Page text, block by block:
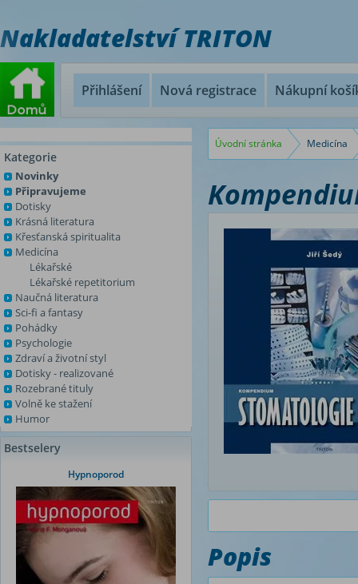
Nakladatelství TRITON
Přihlášení Nová registrace Nákupní
Kategorie
Novinky
Připravujeme
Dotisky
Krásná literatura
Křesťanská spiritualita
Medicína
Lékařské
Lékařské repetitorium
Naučná literatura
Sci-fi a fantasy
Pohádky
Psychologie
Zdraví a životní styl
Dotisky - realizované
Rozebrané tituly
Volně ke stažení
Humor
Bestselery
Hypnoporod
Úvodní stránka Medicína
Popis